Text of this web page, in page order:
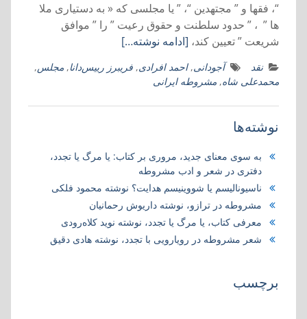
“، فقها و ” مجتهدین “، ” یا مجلسی که « به دستیاری ملا
ها ” ، ” حدود سلطنت و حقوق رعیت ” را ” موافق
شریعت ” تعیین کند، [ادامه نوشته…]
نقد آجودانی,احمد افرادی, فریبرز رییس‌دانا, مجلس,
محمدعلی شاه, مشروطه ایرانی
نوشته‌ها
به سوی معنای جدید، مروری بر کتاب:‌ یا مرگ یا تجدد،
دفتری در شعر و ادب مشروطه
ناسیونالیسم یا شووینیسم هدایت؟ نوشته محمود فلکی
مشروطه در ترازو، نوشته داریوش رحمانیان
معرفی کتاب، یا مرگ یا تجدد، نوشته نوید کلاه‌رودی
شعر مشروطه در رویارویی با تجدد، نوشته هادی دقیق
برچسب